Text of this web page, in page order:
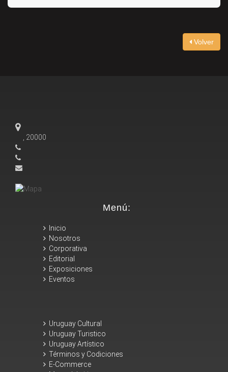
Volver
, 20000
Menú:
Inicio
Nosotros
Corporativa
Editorial
Exposiciones
Eventos
Uruguay Cultural
Uruguay Turistico
Uruguay Artístico
Términos y Codiciones
E-Commerce